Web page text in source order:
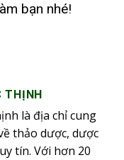
bạn nhé!
THỊNH
là địa chỉ cung
thảo dược, dược
tín. Với hơn 20